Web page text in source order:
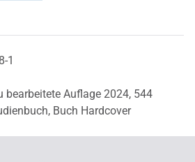
1
bearbeitete Auflage 2024, 544
Buch Hardcover